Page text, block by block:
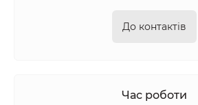
До контактів
Час роботи